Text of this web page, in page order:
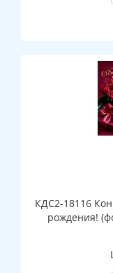
КДС2-18116
рождения!